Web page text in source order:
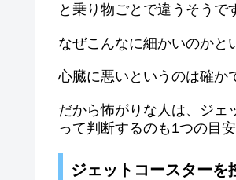
と乗り物ごとで違うそうで
なぜこんなに細かいのかと
心臓に悪いというのは確か
だから怖がりな人は、ジェ
って判断するのも1つの目
ジェットコースターを